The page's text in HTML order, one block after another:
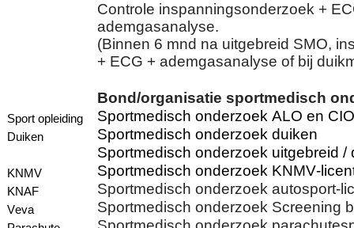
Controle inspanningsonderzoek +
ademgasanalyse.
(Binnen 6 mnd na uitgebreid SMO,
+ ECG + ademgasanalyse of bij
Bond/organisatie sportmedisch
Sport opleiding Sportmedisch onderzoek ALO en
Duiken
Sportmedisch onderzoek duiken
Sportmedisch onderzoek uitgebreid /
KNMV Sportmedisch onderzoek KNMV-
KNAF Sportmedisch onderzoek autosport-
Veva Sportmedisch onderzoek Screening